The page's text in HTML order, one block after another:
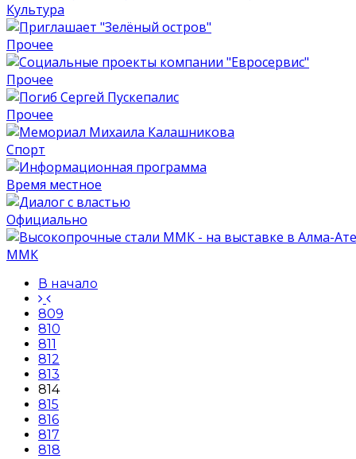
Культура
Прочее
Прочее
Прочее
Спорт
Время местное
Официально
ММК
В начало
809
810
811
812
813
814
815
816
817
818